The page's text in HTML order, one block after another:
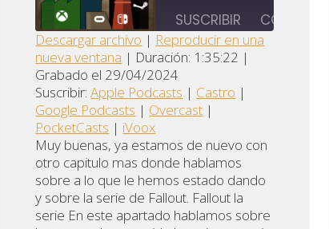
00:00
2:00:27
SUSCRIBIR COMPARTIR
Apple
Podcasts
Castro
Overcast
PocketCasts
FEED RSS
COMPARTIR
ENLACE
INCRUSTAR
Descargar archivo | Reproducir en una
nueva ventana | Duración: 1:35:22 |
Grabado el 29/04/2024
Suscribir:Apple Podcasts | Castro |
Google Podcasts | Overcast |
PocketCasts | iVoox
Muy buenas, ya estamos de nuevo con
otro capitulo mas donde hablamos
sobre a lo que le hemos estado dando
y sobre la serie de Fallout. Fallout la
serie En este apartado hablamos sobre